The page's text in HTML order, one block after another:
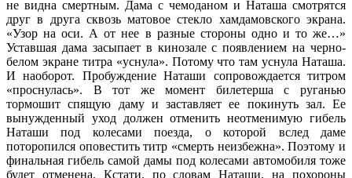
не видна смертным. Дама с чемоданом и Наташа смотрятся
друг в друга сквозь матовое стекло хамдамовского экрана.
«Узор на оси. А от нее в разные стороны одно и то же…»
Уставшая дама засыпает в кинозале с появлением на черно-
белом экране титра «уснула». Потому что там уснула Наташа.
И наоборот. Пробуждение Наташи сопровождается титром
«проснулась». В тот же момент билетерша с руганью
тормошит спящую даму и заставляет ее покинуть зал. Ее
вынужденный уход должен отменить неотменимую гибель
Наташи под колесами поезда, о которой вслед даме
поторопился оповестить титр «смерть неизбежна». Поэтому и
финальная гибель самой дамы под колесами автомобиля тоже
будет отменена. Кстати, по словам Наташи, на похороны